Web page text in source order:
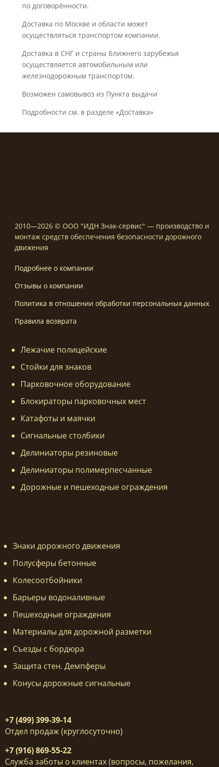
по договорённости.
Доставка по Москве и области может
осуществляться транспортом компании.
Доставка в СНГ и страны Ближнего зарубежья
осуществляется автомобильным или
железнодорожным транспортом.
Возможен самовывоз из Пункта выдачи
Подробности см. в разделе «Доставка»
2010—2026 © ООО "ИДН Знак-сервис" — производство и
монтаж средств обеспечения безопасности дорожного
движения
Подробнее о компании
Отзывы о компании
Политика в отношении обработки персональных данных
Правила возврата
Лежачие полицейские
Стойки для знаков
Парковочное оборудование
Блокираторы парковочных мест
Катафоты и маячки
Сигнальные столбики
Делиниаторы резиновые
Делиниаторы полимерпесчанные
Дорожные и пешеходные ограждения
Знаки дорожного движения
Полусферы бетонные
Колесоотбойники
Барьеры водоналивные
Пешеходные ограждения
Материалы для дорожной разметки
Съезды с бордюра
Защита стен. Демпферы
Конусы дорожные сигнальные
+7 (499) 399-39-14
Отдел продаж (круглосуточно)
+7 (916) 869-55-22
Служба заботы о клиентах (вопросы, пожелания,